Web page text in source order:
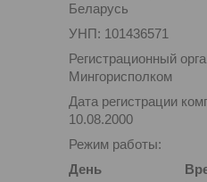
Беларусь
УНП: 101436571
Регистрационный
Мингорисполком
Дата регистрации
10.08.2000
Режим работы:
День